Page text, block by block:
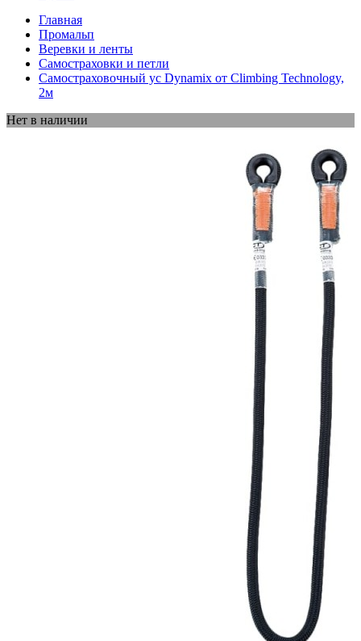
Главная
Промальп
Веревки и ленты
Самостраховки и петли
Самостраховочный ус Dynamix от Climbing Technology,
2м
Нет в наличии